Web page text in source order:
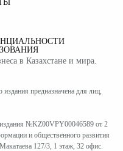
в Казахстане и мира.
предназначена для лиц,
издания №KZ00VPY00046589 от 2
и общественного развития
127/3, 1 этаж, 32 офис.